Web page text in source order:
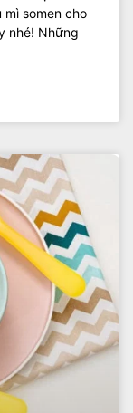
somen cho
nhé! Những